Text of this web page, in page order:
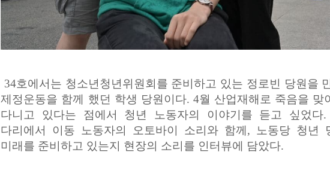
34호에서는 청소년청년위원회를 준비하고 있는 정로빈 당원을
제정운동을 함께 했던 학생 당원이다. 4월 산업재해로 죽음을 맞
다니고 있다는 점에서 청년 노동자의 이야기를 듣고 싶었다
다리에서 이동 노동자의 오토바이 소리와 함께, 노동당 청년
미래를 준비하고 있는지 현장의 소리를 인터뷰에 담았다.